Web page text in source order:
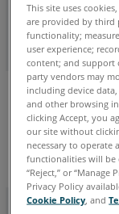
Importación de
Importación de
This site uses
are provided by third
functionality;
user experience;
content; and support
party vendors may
including device
and other browsing
clicking Accept, you
our site without
necessary to operate
functionalities will be
“Reject,” or “Manage
Privacy Policy
Cookie Policy , and